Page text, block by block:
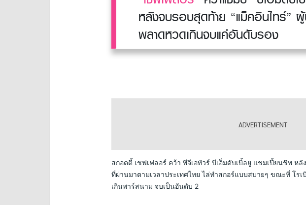
หลังจบรอบสุดท้าย “แม็คอินไทร์”
พลาดหวดเกินจบแค่อันดับรอง
สกอตตี้ เชฟเฟลอร์ คว้า พีจีเอทัวร์ บีเอ็มดับเบิ้ลยู แชมเปี้ยนชิพ หลั
ที่ผ่านมาตามเวลาประเทศไทย ไล่ทำสกอร์แบบสบายๆ ขณะที่ โร
เกินพาร์สนาม จบเป็นอันดับ 2